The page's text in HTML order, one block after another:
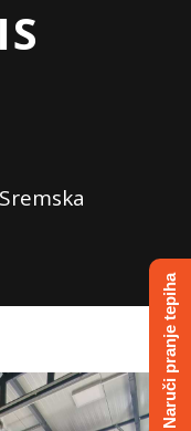
Naruči pranje tepiha